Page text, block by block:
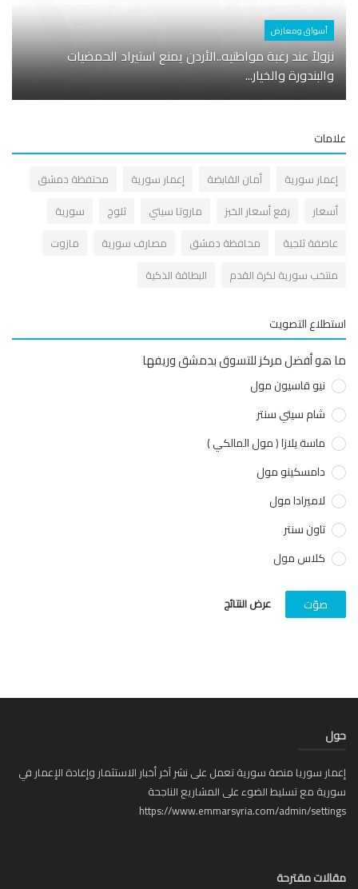
أسواق ومعارض
نزولاً عند رغبة مواطنيه..الأردن يمنع استيراد الحمضيات
والبندورة والخيار...
سورية أمان القابضة إعمار سورية
محتفظة دمشق
رفع أسعار الخبز ماروتا سيتي ثلوج
سورية
ثلجية
محافظة دمشق مصارف سورية
مازوت
سورية لكرة القدم
البطاقة الذكية
التصويت
أفضل مركز للتسوق بدمشق وريفها
نيو قاسيون مول
شام سيتي سنتر
ماسة يلازا ( مول المالكي )
دامسكينو مول
لاميرادا مول
تاون سنتر
كلاس مول
عرض النتائج
سوريا منصة سورية تعمل على نشر آخر أخبار الاستثمار وإعادة الإعمار في
مع تسليط الضوء على المشاريع الناجحة
https://www.emmarsyria.com/admin/
مقترحة